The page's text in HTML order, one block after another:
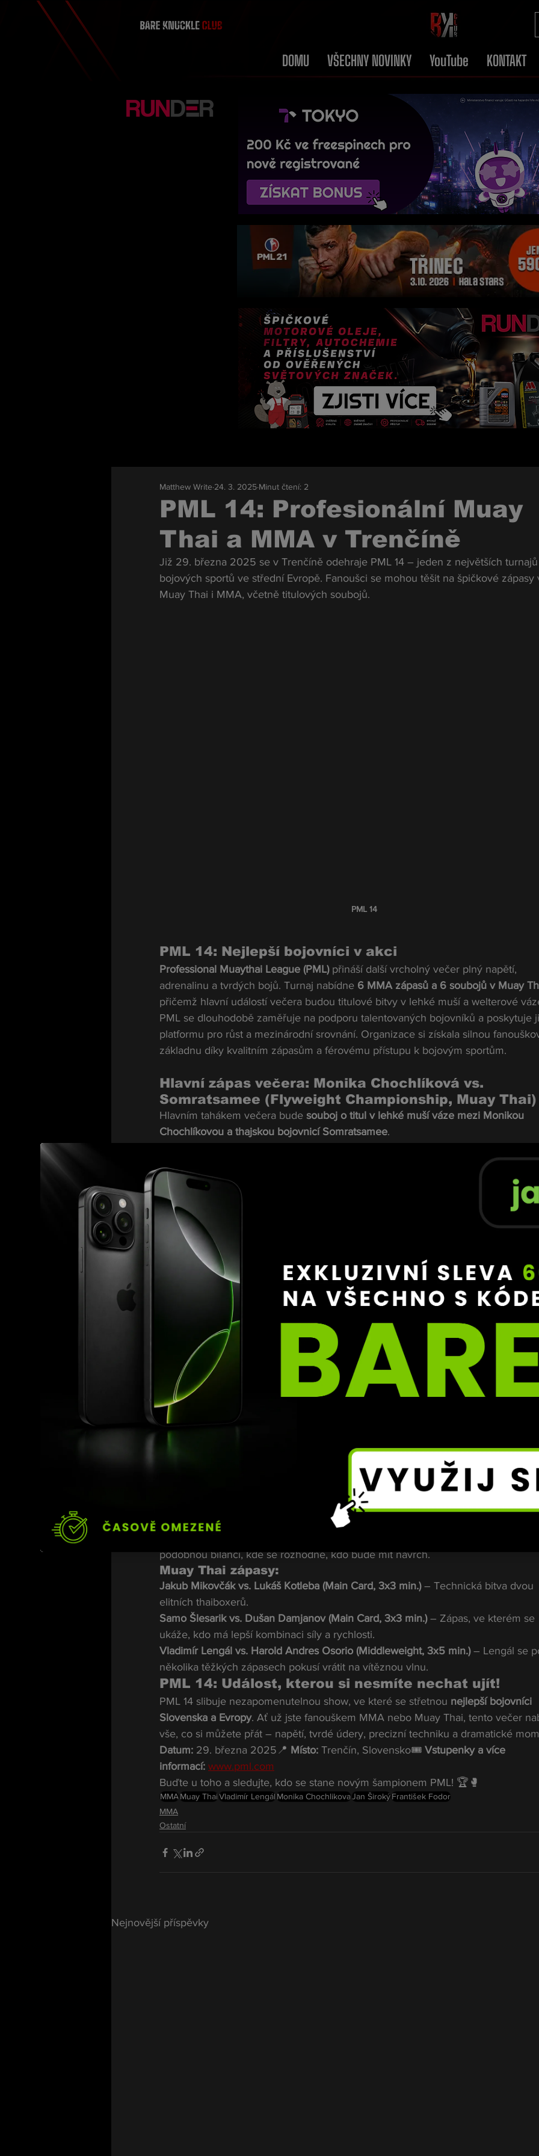
DOMU VŠECHNY NOVINKY YouTube KONTAKT
PML 14: Profesionální Muay
Thai a MMA v Trenčíně
Matthew Write 24. 3. 2025 Minut čtení: 2
Již 29. března 2025 se v Trenčíně odehraje PML 14 – jeden z největších
bojových sportů ve střední Evropě. Fanoušci se mohou těšit na špičkové
Muay Thai i MMA, včetně titulových soubojů.
PML 14
PML 14: Nejlepší bojovníci v akci
Professional Muaythai League (PML) přináší další vrcholný večer plný napětí,
adrenalinu a tvrdých bojů. Turnaj nabídne 6 MMA zápasů a 6 soubojů v Muay
přičemž hlavní událostí večera budou titulové bitvy v lehké muší a welterové
PML se dlouhodobě zaměřuje na podporu talentovaných bojovníků a poskytuje
platformu pro růst a mezinárodní srovnání. Organizace si získala silnou
základnu díky kvalitním zápasům a férovému přístupu k bojovým sportům.
Hlavní zápas večera: Monika Chochlíková vs.
Somratsamee (Flyweight Championship, Muay Thai)
Hlavním tahákem večera bude souboj o titul v lehké muší váze mezi Monikou
Chochlíkovou a thajskou bojovnicí Somratsamee.
mnohonásobnou šampionkou Muay Thai. Její agresivní styl a technická
zajistily úspěchy na mezinárodní scéně.
Somratsamee je naopak bojovnicí z kolébky Muay Thai a přináší do zápasu
zkušenosti. Tento souboj slibuje napínavou podívanou, která rozhodne o nové
staronové) šampionce PML.
Co-Main Event: Dominik Tabor vs. Adrián Ertel
(Welterweight Championship, Muay Thai)
Druhým vrcholem večera bude titulová bitva mezi Dominikem Taborem a
Ertelem ve welterové váze. Oba bojovníci patří mezi elitní postavy slovenské
Thai scény a jejich souboj slibuje tvrdé výměny a boj o každý centimetr ringu.
Dominik Tabor je známý svou precizní prací s nohama a devastujícími lowkicky,
zatímco Adrián Ertel vyniká agresivním tlakem a výdrží. Tento zápas může být
nejtvrdších soubojů večera.
Další zajímavé zápasy na kartě
František Fodor vs. Jan Široký (Lightweight, 3x5 min.) – Zkušený Fodor s
se postaví proti Širokému, který má v kleci za sebou už 31 zápasů.
Diego Santos vs. Tomáš Cigánik (Lightweight, 3x5 min.) – Santos (8-7) se pokusí
zastavit Cigánika (4-2) v jeho vzestupu žebříčkem.
podobnou bilancí, kde se rozhodne, kdo bude mít navrch.
Muay Thai zápasy:
Jakub Mikovčák vs. Lukáš Kotleba (Main Card, 3x3 min.) – Technická bitva dvou
elitních thaiboxerů.
Samo Šlesarik vs. Dušan Damjanov (Main Card, 3x3 min.) – Zápas, ve kterém se
ukáže, kdo má lepší kombinaci síly a rychlosti.
Vladimír Lengál vs. Harold Andres Osorio (Middleweight, 3x5 min.) – Lengál se
několika těžkých zápasech pokusí vrátit na vítěznou vlnu.
PML 14: Událost, kterou si nesmíte nechat ujít!
PML 14 slibuje nezapomenutelnou show, ve které se střetnou nejlepší bojovníci
Slovenska a Evropy. Ať už jste fanouškem MMA nebo Muay Thai, tento večer
vše, co si můžete přát – napětí, tvrdé údery, precizní techniku a dramatické
Datum: 29. března 2025📍 Místo: Trenčín, Slovensko🎟 Vstupenky a více
informací: www.pml.com
Buďte u toho a sledujte, kdo se stane novým šampionem PML! 🏆🥊
MMAMuay ThaiVladimír Lengál Monika ChochlikovaJan ŠirokýFrantišek Fodor
MMA
Ostatní
Nejnovější příspěvky